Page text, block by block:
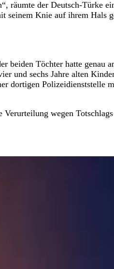
räumte der Deutsch-Türke
seinem Knie auf ihrem Hals
beiden Töchter hatte genau
und sechs Jahre alten
dortigen Polizeidienststelle
wegen